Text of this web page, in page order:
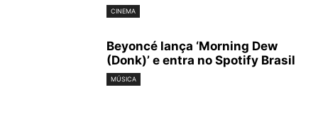
CINEMA
Beyoncé lança ‘Morning Dew
(Donk)’ e entra no Spotify Brasil
MÚSICA